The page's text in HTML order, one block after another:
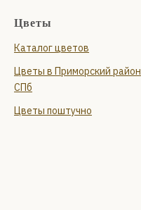
Цветы
Каталог цветов
Цветы в Приморский район
СПб
Цветы поштучно